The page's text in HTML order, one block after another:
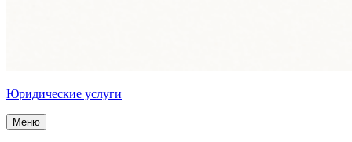
Юридические услуги
Меню